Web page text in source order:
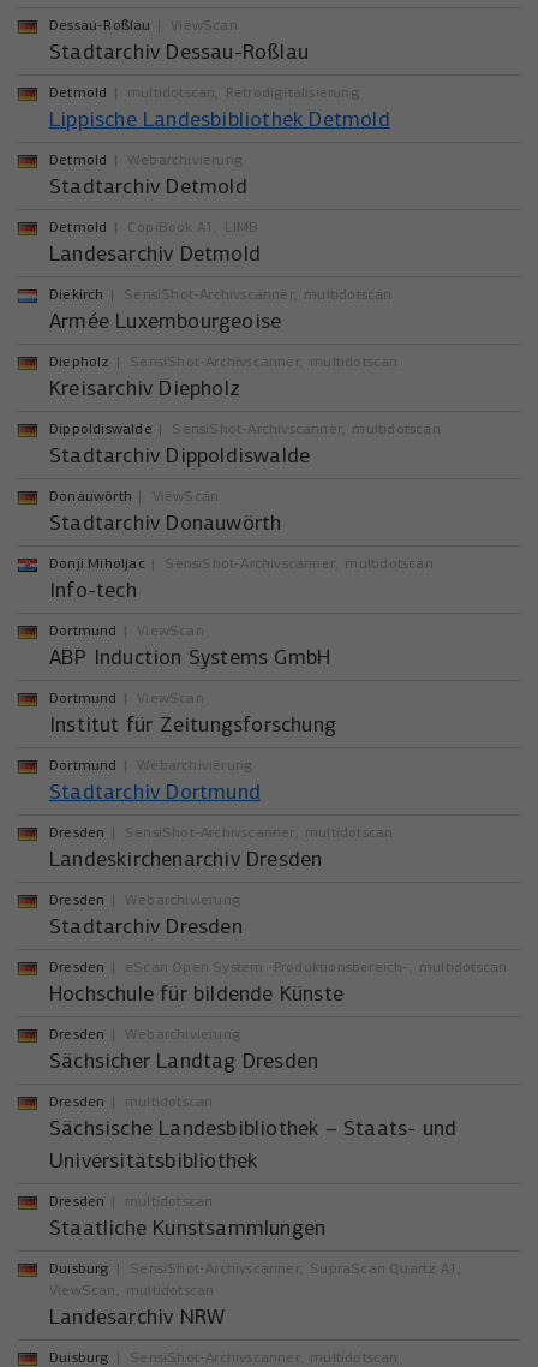
Dessau-Roßlau ViewScan
Stadtarchiv Dessau-Roßlau
Detmold multidotscan Retrodigitalisierung
Lippische Landesbibliothek Detmold
Detmold Webarchivierung
Stadtarchiv Detmold
Detmold CopiBook A1 LIMB
Landesarchiv Detmold
Diekirch SensiShot-Archivscanner multidotscan
Armée Luxembourgeoise
Diepholz SensiShot-Archivscanner multidotscan
Kreisarchiv Diepholz
Dippoldiswalde SensiShot-Archivscanner multidotscan
Stadtarchiv Dippoldiswalde
Donauwörth ViewScan
Stadtarchiv Donauwörth
Donji Miholjac SensiShot-Archivscanner multidotscan
Info-tech
Dortmund ViewScan
ABP Induction Systems GmbH
Dortmund ViewScan
Institut für Zeitungsforschung
Dortmund Webarchivierung
Stadtarchiv Dortmund
Dresden SensiShot-Archivscanner multidotscan
Landeskirchenarchiv Dresden
Dresden Webarchivierung
Stadtarchiv Dresden
Dresden eScan Open System -Produktionsbereich- multidotscan
Hochschule für bildende Künste
Dresden Webarchivierung
Sächsicher Landtag Dresden
Dresden multidotscan
Sächsische Landesbibliothek – Staats- und
Universitätsbibliothek
Dresden multidotscan
Staatliche Kunstsammlungen
Duisburg SensiShot-Archivscanner
SupraScan Quartz A1
ViewScan
multidotscan
Landesarchiv NRW
Duisburg SensiShot-Archivscanner multidotscan